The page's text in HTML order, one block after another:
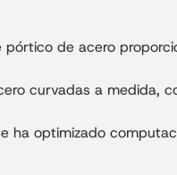
de acero
curvadas a medida,
ha optimizado